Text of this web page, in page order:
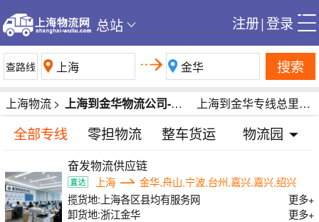
总站 注册|登录
搜索
上海到金华专线总里程332公里
上海物流> 上海到金华物流公司-上海到金华货运公司-上海到金华专线运输公司
全部专线 零担物流 整车货运 物流园
奋发物流供应链
上海
金华,舟山,宁波,台州,嘉兴,嘉兴,绍兴
揽货地: 上海各区县均有服务网
更多+
卸货地:浙江金华 更多+